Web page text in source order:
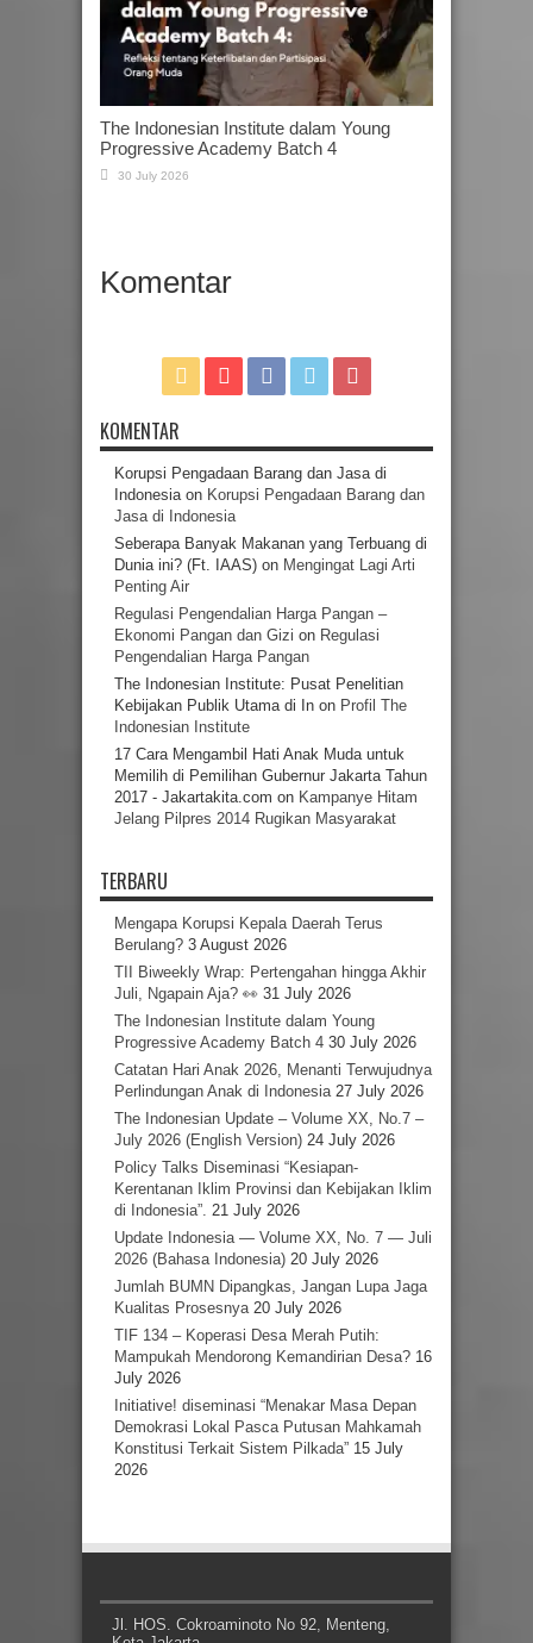
The Indonesian Institute dalam Young
Progressive Academy Batch 4
30 July 2026
Komentar
KOMENTAR
Korupsi Pengadaan Barang dan Jasa di
Indonesiaon Korupsi Pengadaan Barang dan
Jasa di Indonesia
Seberapa Banyak Makanan yang Terbuang di
Dunia ini? (Ft. IAAS) on Mengingat Lagi Arti
Penting Air
Regulasi Pengendalian Harga Pangan –
Ekonomi Pangan dan Gizi on Regulasi
Pengendalian Harga Pangan
The Indonesian Institute: Pusat Penelitian
Kebijakan Publik Utama di In on Profil The
Indonesian Institute
17 Cara Mengambil Hati Anak Muda untuk
Memilih di Pemilihan Gubernur Jakarta Tahun
2017 - Jakartakita.com on Kampanye Hitam
Jelang Pilpres 2014 Rugikan Masyarakat
TERBARU
Mengapa Korupsi Kepala Daerah Terus
Berulang? 3 August 2026
TII Biweekly Wrap: Pertengahan hingga Akhir
Juli, Ngapain Aja? 👀 31 July 2026
The Indonesian Institute dalam Young
Progressive Academy Batch 4 30 July 2026
Catatan Hari Anak 2026, Menanti Terwujudnya
Perlindungan Anak di Indonesia 27 July 2026
The Indonesian Update – Volume XX, No.7 –
July 2026 (English Version) 24 July 2026
Policy Talks Diseminasi “Kesiapan-
Kerentanan Iklim Provinsi dan Kebijakan Iklim
di Indonesia”. 21 July 2026
Update Indonesia — Volume XX, No. 7 — Juli
2026 (Bahasa Indonesia) 20 July 2026
Jumlah BUMN Dipangkas, Jangan Lupa Jaga
Kualitas Prosesnya 20 July 2026
TIF 134 – Koperasi Desa Merah Putih:
Mampukah Mendorong Kemandirian Desa? 16
July 2026
Initiative! diseminasi “Menakar Masa Depan
Demokrasi Lokal Pasca Putusan Mahkamah
Konstitusi Terkait Sistem Pilkada” 15 July
2026
Jl. HOS. Cokroaminoto No 92, Menteng,